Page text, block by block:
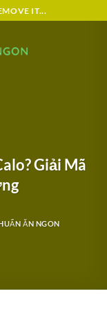
IT...
Giải Mã
ĂN NGON